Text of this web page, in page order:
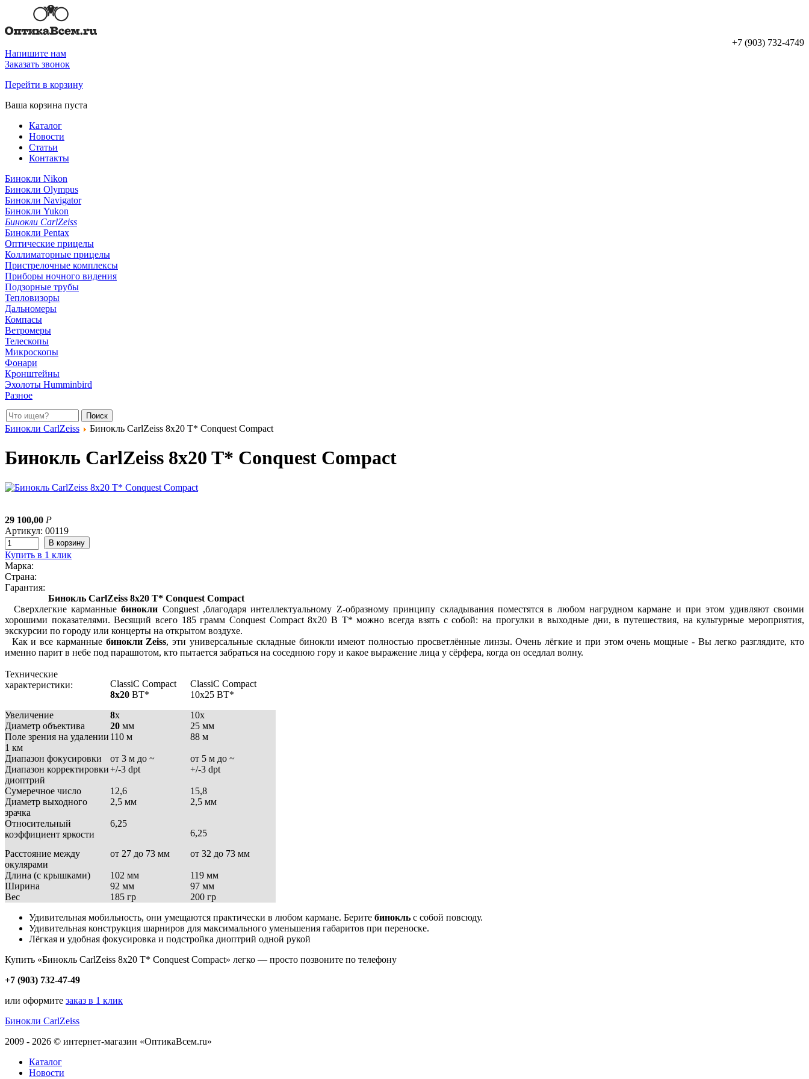
+7 (903) 732-4749
Напишите нам
Заказать звонок
Перейти в корзину
Ваша корзина пуста
Каталог
Новости
Статьи
Контакты
Бинокли Nikon
Бинокли Olympus
Бинокли Navigator
Бинокли Yukon
Бинокли CarlZeiss
Бинокли Pentax
Оптические прицелы
Коллиматорные прицелы
Пристрелочные комплексы
Приборы ночного видения
Подзорные трубы
Тепловизоры
Дальномеры
Компасы
Ветромеры
Телескопы
Микроскопы
Фонари
Кронштейны
Эхолоты Humminbird
Разное
Бинокли CarlZeiss Бинокль CarlZeiss 8x20 T* Conquest Compact
Бинокль CarlZeiss 8x20 T* Conquest Compact
29 100,00 Р
Артикул: 00119
Купить в 1 клик
Марка:
Страна:
Гарантия:
Бинокль CarlZeiss 8x20 T* Conquest Compact
Сверхлегкие карманныебинокли Conguest ,благодаря интеллектуальному Z-образному принципу складывания поместятся в любом нагрудном кармане и при этом удивляют своими
хорошими показателями. Весящий всего 185 грамм Conquest Compact 8x20 B T* можно всегда взять с собой: на прогулки в выходные дни, в путешествия, на культурные мероприятия,
экскурсии по городу или концерты на открытом воздухе.
Как и все карманные бинокли Zeiss, эти универсальные складные бинокли имеют полностью просветлённые линзы. Очень лёгкие и при этом очень мощные - Вы легко разглядите, кто
именно парит в небе под парашютом, кто пытается забраться на соседнюю гору и какое выражение лица у сёрфера, когда он оседлал волну.
Технические
характеристики:
ClassiC Compact
8x20 BT*
ClassiC Compact
10x25 BT*
Увеличение
8x
10x
Диаметр объектива
20 мм
25 мм
Поле зрения на удалении
1 км
110 м 88 м
Диапазон фокусировки от 3 м до ~
от 5 м до ~
Диапазон корректировки
диоптрий
+/-3 dpt +/-3 dpt
Сумеречное число 12,6
15,8
Диаметр выходного
зрачка
2,5 мм 2,5 мм
Относительный
коэффициент яркости
6,25
6,25
Расстояние между
окулярами
от 27 до 73 мм от 32 до 73 мм
Длина (с крышками) 102 мм
119 мм
Ширина
92 мм
97 мм
Вес
185 гр
200 гр
Удивительная мобильность, они умещаются практически в любом кармане. Берите бинокль с собой повсюду.
Удивительная конструкция шарниров для максимального уменьшения габаритов при переноске.
Лёгкая и удобная фокусировка и подстройка диоптрий одной рукой
Купить «Бинокль CarlZeiss 8x20 T* Conquest Compact» легко — просто позвоните по телефону
+7 (903) 732-47-49
или оформите заказ в 1 клик
Бинокли CarlZeiss
2009 - 2026 © интернет-магазин «ОптикаВсем.ru»
Каталог
Новости